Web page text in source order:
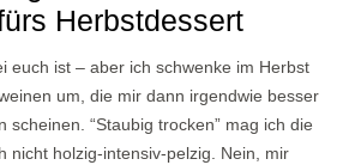
Herbstdessert
euch ist – aber ich schwenke im Herbst
um, die mir dann irgendwie besser
scheinen. “Staubig trocken” mag ich die
nicht holzig-intensiv-pelzig. Nein, mir